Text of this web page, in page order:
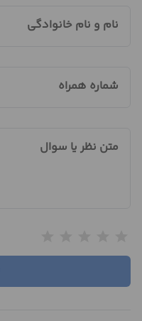
نام و نام خانوادگی
شماره همراه
متن نظر یا سوال